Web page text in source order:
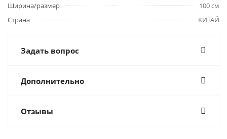
Ширина/размер
100 см
Страна
КИТАЙ
Задать вопрос
Дополнительно
Отзывы